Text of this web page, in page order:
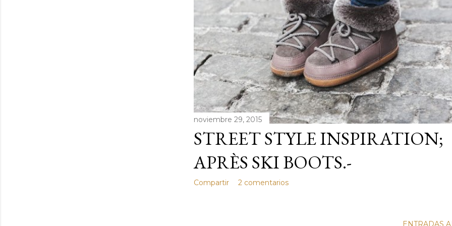
a
s
noviembre 29, 2015
STREET STYLE INSPIRATION;
APRÈS SKI BOOTS.-
Compartir 2 comentarios
ENTRADAS